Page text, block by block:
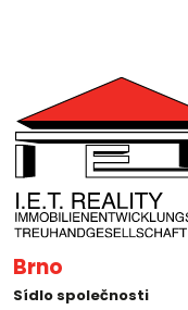
Brno
Sídlo společnosti